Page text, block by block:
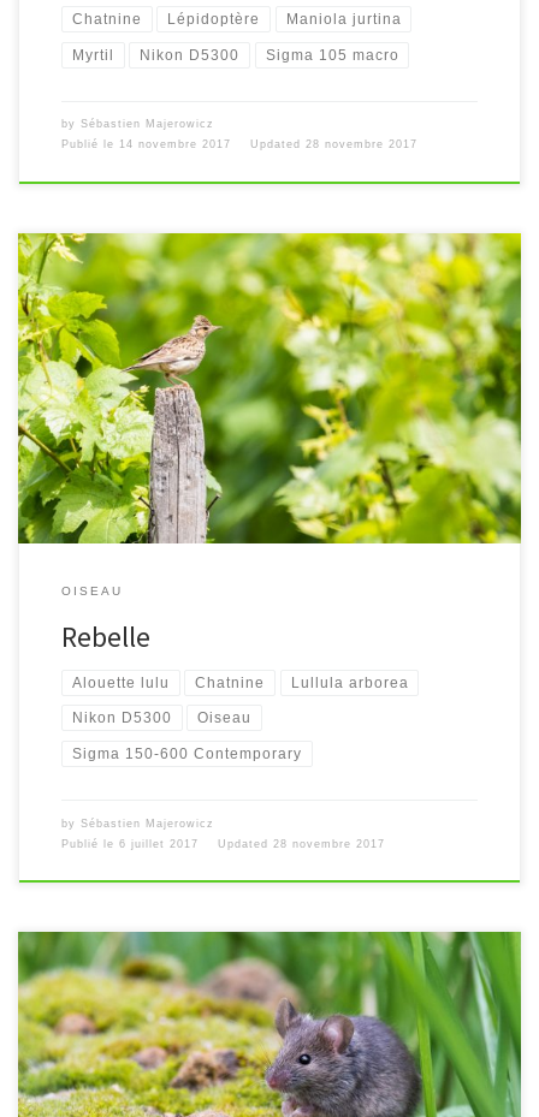
Chatnine Lépidoptère Maniola jurtina
Myrtil Nikon D5300 Sigma 105 macro
by Sébastien Majerowicz
Publié le 14 novembre 2017 Updated 28 novembre 2017
[…]
OISEAU
Rebelle
Alouette lulu Chatnine Lullula arborea
Nikon D5300 Oiseau
Sigma 150-600 Contemporary
by Sébastien Majerowicz
Publié le 6 juillet 2017 Updated 28 novembre 2017
[…]